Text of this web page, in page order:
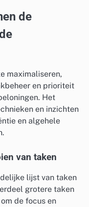
de
maximaliseren,
en prioriteit
Het
en inzichten
en algehele
van taken
lijst van taken
grotere taken
de focus en